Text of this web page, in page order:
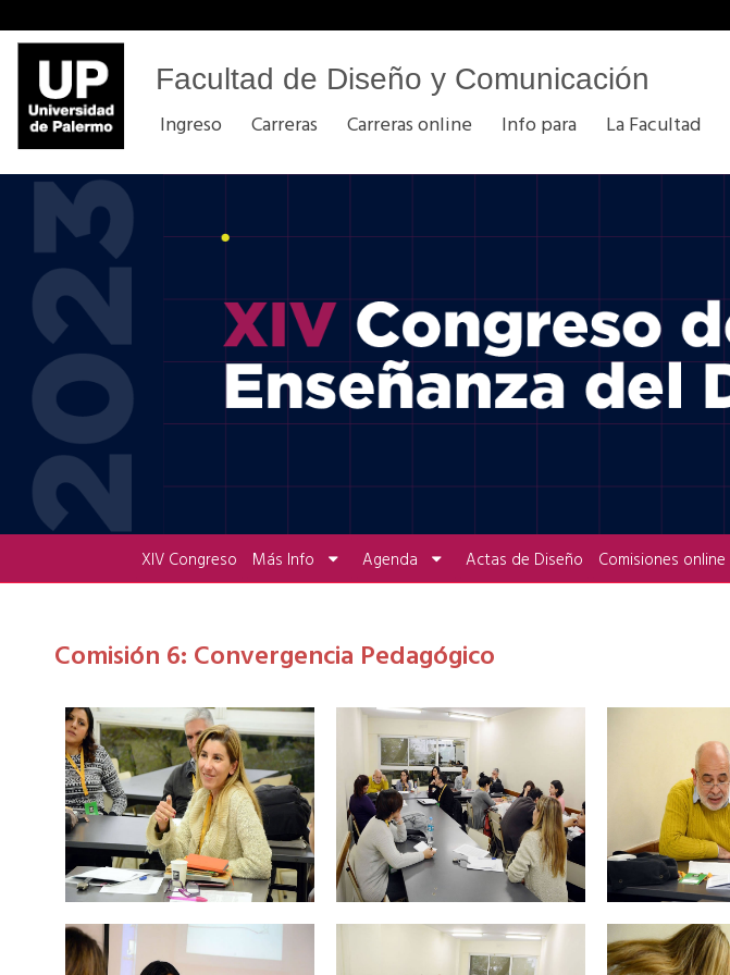
Facultad de Diseño y Comunicación
Ingreso Carreras Carreras online Info para La Facultad
XIV Congreso Más Info Agenda Actas de Diseño Comisiones online
Comisión 6: Convergencia Pedagógico